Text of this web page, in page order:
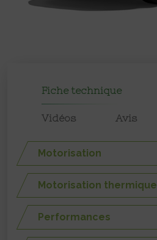
Fiche technique
Vidéos Avis
Motorisation
Motorisation thermique
Performances